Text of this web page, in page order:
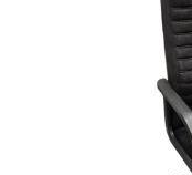
bazei 710 mm;